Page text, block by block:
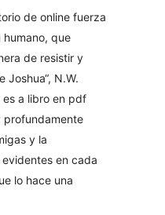
de online fuerza
que
de resistir y
Joshua“, N.W.
es a libro en pdf
profundamente
y la
en cada
lo hace una